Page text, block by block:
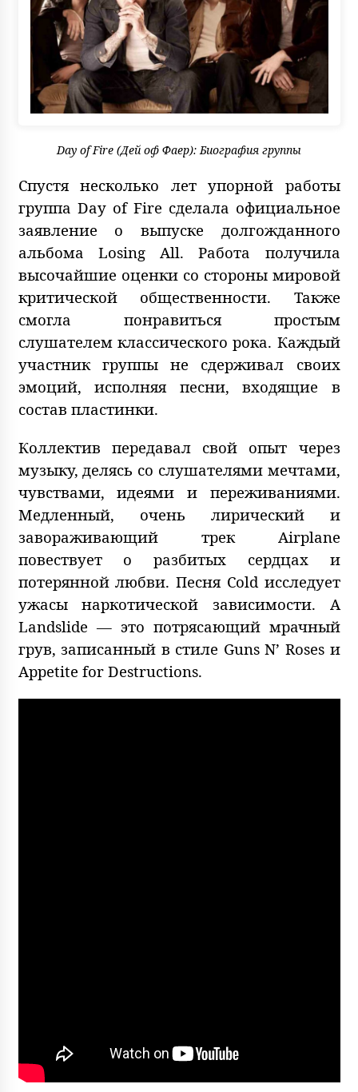
Day of Fire (Дей оф Фаер): Биография группы
Спустя несколько лет упорной работы
группа Day of Fire сделала официальное
заявление о выпуске долгожданного
альбома Losing All. Работа получила
высочайшие оценки со стороны мировой
критической общественности. Также
смогла понравиться простым
слушателем классического рока. Каждый
участник группы не сдерживал своих
эмоций, исполняя песни, входящие в
состав пластинки.
Коллектив передавал свой опыт через
музыку, делясь со слушателями мечтами,
чувствами, идеями и переживаниями.
Медленный, очень лирический и
завораживающий трек Airplane
повествует о разбитых сердцах и
потерянной любви. Песня Cold исследует
ужасы наркотической зависимости. А
Landslide — это потрясающий мрачный
грув, записанный в стиле Guns N’ Roses и
Appetite for Destructions.